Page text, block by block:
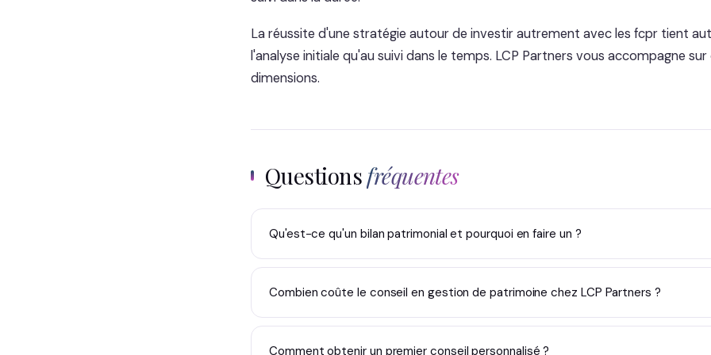
La réussite d'une stratégie autour de investir autrement avec les fcpr tient
l'analyse initiale qu'au suivi dans le temps. LCP Partners vous accompagne
dimensions.
Questionsfréquentes
Qu'est-ce qu'un bilan patrimonial et pourquoi en faire un ?
Combien coûte le conseil en gestion de patrimoine chez LCP Partners ?
Comment obtenir un premier conseil personnalisé ?